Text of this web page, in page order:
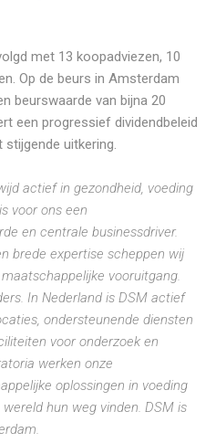
met 13 koopadviezen, 10
Op de beurs in Amsterdam
beurswaarde van bijna 20
een progressief dividendbeleid
uitkering.
actief in gezondheid, voeding
voor ons een
en centrale businessdriver.
brede expertise scheppen wij
vooruitgang.
In Nederland is DSM actief
ondersteunende diensten
voor onderzoek en
werken onze
oplossingen in voeding
hun weg vinden. DSM is